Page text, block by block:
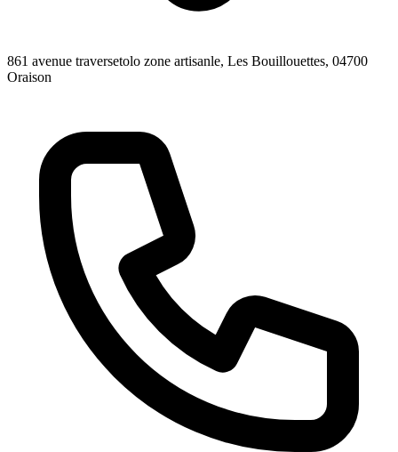
861 avenue traversetolo zone artisanle, Les Bouillouettes, 04700
Oraison